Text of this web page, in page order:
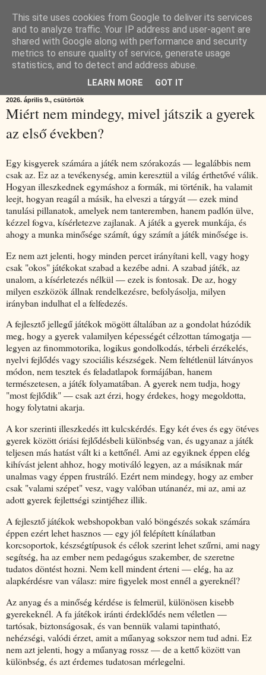
Komplex Web+ seo tanácsadás
és kreatív linképítés
2026. április 9., csütörtök
Miért nem mindegy, mivel játszik a gyerek
az első években?
Egy kisgyerek számára a játék nem szórakozás — legalábbis nem
csak az. Ez az a tevékenység, amin keresztül a világ érthetővé válik.
Hogyan illeszkednek egymáshoz a formák, mi történik, ha valamit
leejt, hogyan reagál a másik, ha elveszi a tárgyát — ezek mind
tanulási pillanatok, amelyek nem tanteremben, hanem padlón ülve,
kézzel fogva, kísérletezve zajlanak. A játék a gyerek munkája, és
ahogy a munka minősége számít, úgy számít a játék minősége is.
Ez nem azt jelenti, hogy minden percet irányítani kell, vagy hogy
csak "okos" játékokat szabad a kezébe adni. A szabad játék, az
unalom, a kísérletezés nélkül — ezek is fontosak. De az, hogy
milyen eszközök állnak rendelkezésre, befolyásolja, milyen
irányban indulhat el a felfedezés.
A fejlesztő jellegű játékok mögött általában az a gondolat húzódik
meg, hogy a gyerek valamilyen képességét célzottan támogatja —
legyen az finommotorika, logikus gondolkodás, térbeli érzékelés,
nyelvi fejlődés vagy szociális készségek. Nem feltétlenül látványos
módon, nem tesztek és feladatlapok formájában, hanem
természetesen, a játék folyamatában. A gyerek nem tudja, hogy
"most fejlődik" — csak azt érzi, hogy érdekes, hogy megoldotta,
hogy folytatni akarja.
A kor szerinti illeszkedés itt kulcskérdés. Egy két éves és egy ötéves
gyerek között óriási fejlődésbeli különbség van, és ugyanaz a játék
teljesen más hatást vált ki a kettőnél. Ami az egyiknek éppen elég
kihívást jelent ahhoz, hogy motiváló legyen, az a másiknak már
unalmas vagy éppen frustráló. Ezért nem mindegy, hogy az ember
csak "valami szépet" vesz, vagy valóban utánanéz, mi az, ami az
adott gyerek fejlettségi szintjéhez illik.
A fejlesztő játékok webshopokban való böngészés sokak számára
éppen ezért lehet hasznos — egy jól felépített kínálatban
korcsoportok, készségtípusok és célok szerint lehet szűrni, ami nagy
segítség, ha az ember nem pedagógus szakember, de szeretne
tudatos döntést hozni. Nem kell mindent érteni — elég, ha az
alapkérdésre van válasz: mire figyelek most ennél a gyereknél?
Az anyag és a minőség kérdése is felmerül, különösen kisebb
gyerekeknél. A fa játékok iránti érdeklődés nem véletlen —
tartósak, biztonságosak, és van bennük valami tapintható,
nehézségi, valódi érzet, amit a műanyag sokszor nem tud adni. Ez
nem azt jelenti, hogy a műanyag rossz — de a kettő között van
különbség, és azt érdemes tudatosan mérlegelni.
This site uses cookies from Google to deliver its services
and to analyze traffic. Your IP address and user-agent are
shared with Google along with performance and security
metrics to ensure quality of service, generate usage
statistics, and to detect and address abuse.
LEARN MORE GOT IT